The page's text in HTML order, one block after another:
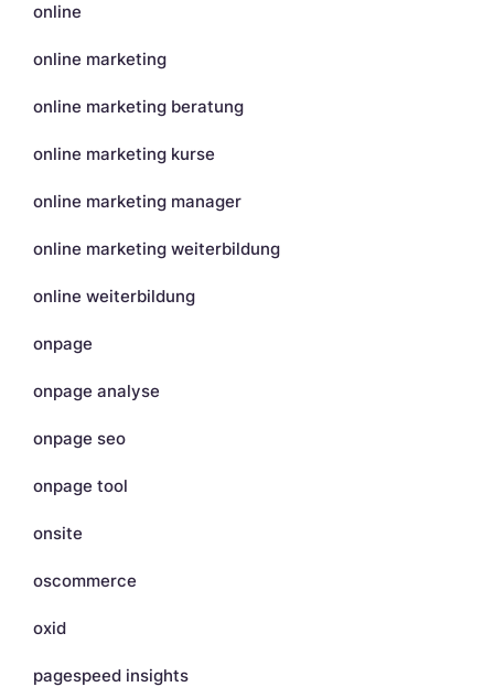
online
online marketing
online marketing beratung
online marketing kurse
online marketing manager
online marketing weiterbildung
online weiterbildung
onpage
onpage analyse
onpage seo
onpage tool
onsite
oscommerce
oxid
pagespeed insights